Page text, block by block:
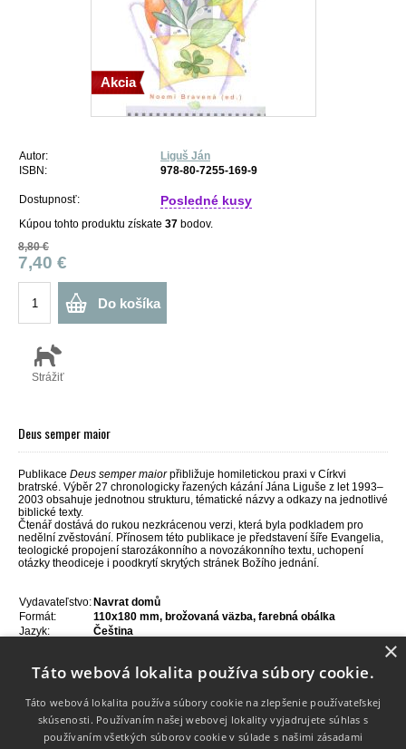
Akcia
Autor:
Liguš Ján
ISBN:
978-80-7255-169-9
Dostupnosť: Posledné kusy
Kúpou tohto produktu získate 37 bodov.
8,80 €
7,40 €
Do košíka
Strážiť
Deus semper maior
Publikace Deus semper maiorpřibližuje homiletickou praxi v Církvi
bratrské. Výběr 27 chronologicky řazených kázání Jána Liguše z let 1993–
2003 obsahuje jednotnou strukturu, tématické názvy a odkazy na jednotlivé
biblické texty.
Čtenář dostává do rukou nezkrácenou verzi, která byla podkladem pro
nedělní zvěstování. Přínosem této publikace je představení šíře Evangelia,
teologické propojení starozákonního a novozákonního textu, uchopení
otázky theodiceje i poodkrytí skrytých stránek Božího jednání.
Vydavateľstvo: Navrat domů
Formát:
110x180 mm, brožovaná väzba, farebná obálka
Jazyk:
Čeština
Počet strán:
182
×
Táto webová lokalita používa súbory cookie.
Táto webová lokalita používa súbory cookie na zlepšenie používateľskej
skúsenosti. Používaním našej webovej lokality vyjadrujete súhlas s
používaním všetkých súborov cookie v súlade s našimi zásadami